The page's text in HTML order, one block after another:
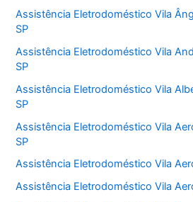
Assistência Eletrodoméstico Vila
SP
Assistência Eletrodoméstico Vila
SP
Assistência Eletrodoméstico Vila
SP
Assistência Eletrodoméstico Vila
SP
Assistência Eletrodoméstico Vila
Assistência Eletrodoméstico Vila